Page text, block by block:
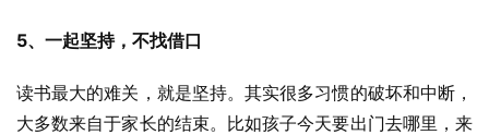
5、一起坚持，不找借口
读书最大的难关，就是坚持。其实很多习惯的破坏和中断，
大多数来自于家长的结束。比如孩子今天要出门去哪里，来